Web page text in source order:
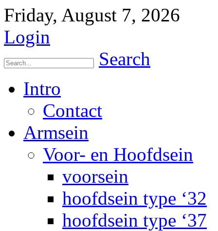
Friday, August 7, 2026
Login
Search
Intro
Contact
Armsein
Voor- en Hoofdsein
voorsein
hoofdsein type ‘32
hoofdsein type ‘37